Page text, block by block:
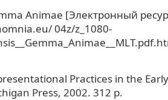
Animae [Электронный
04z/z_1080-
Practices in the
Press, 2002. 312 p.